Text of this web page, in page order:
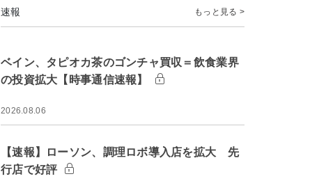
速報 もっと見る >
ベイン、タピオカ茶のゴンチャ買収＝飲食業界
の投資拡大【時事通信速報】
2026.08.06
【速報】ローソン、調理ロボ導入店を拡大 先
行店で好評